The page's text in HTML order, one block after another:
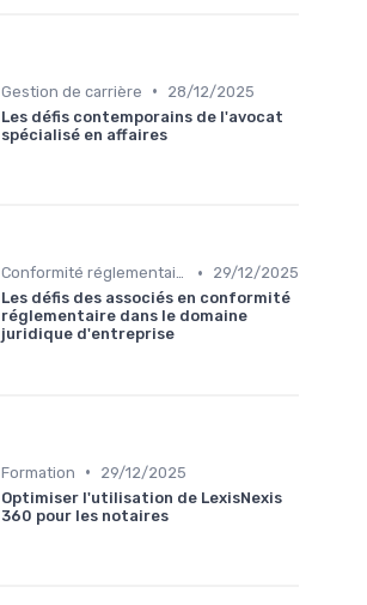
Gestion de carrière •
28/12/2025
Les défis contemporains de l'avocat
spécialisé en affaires
Conformité réglementaire •
29/12/2025
Les défis des associés en conformité
réglementaire dans le domaine
juridique d'entreprise
Formation •
29/12/2025
Optimiser l'utilisation de LexisNexis
360 pour les notaires